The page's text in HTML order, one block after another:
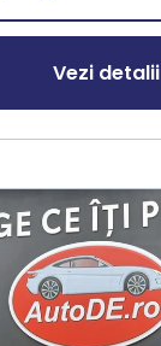
Vezi detalii